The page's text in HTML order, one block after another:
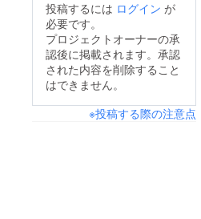
投稿するには ログイン が
必要です。
プロジェクトオーナーの承
認後に掲載されます。承認
された内容を削除すること
はできません。
※投稿する際の注意点